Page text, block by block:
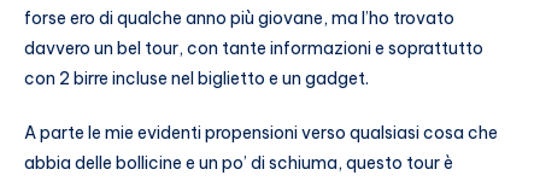
forse ero di qualche anno più giovane, ma l’ho trovato
davvero un bel tour, con tante informazioni e soprattutto
con 2 birre incluse nel biglietto e un gadget.
A parte le mie evidenti propensioni verso qualsiasi cosa che
abbia delle bollicine e un po’ di schiuma, questo tour è